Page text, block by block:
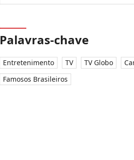
Palavras-chave
Entretenimento TV TV Globo
Famosos Brasileiros